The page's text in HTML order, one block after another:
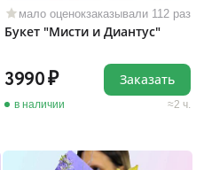
мало оценокзаказывали 112 раз
Букет "Мисти и Диантус"
3990
в наличии 2 ч.
Заказать